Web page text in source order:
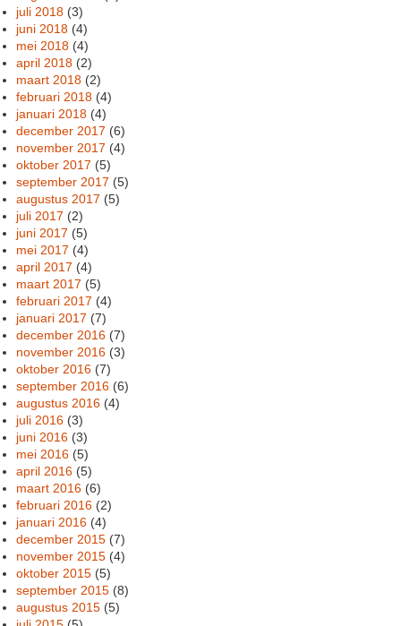
juli 2018 (3)
juni 2018 (4)
mei 2018 (4)
april 2018 (2)
maart 2018 (2)
februari 2018 (4)
januari 2018 (4)
december 2017 (6)
november 2017 (4)
oktober 2017 (5)
september 2017 (5)
augustus 2017 (5)
juli 2017 (2)
juni 2017 (5)
mei 2017 (4)
april 2017 (4)
maart 2017 (5)
februari 2017 (4)
januari 2017 (7)
december 2016 (7)
november 2016 (3)
oktober 2016 (7)
september 2016 (6)
augustus 2016 (4)
juli 2016 (3)
juni 2016 (3)
mei 2016 (5)
april 2016 (5)
maart 2016 (6)
februari 2016 (2)
januari 2016 (4)
december 2015 (7)
november 2015 (4)
oktober 2015 (5)
september 2015 (8)
augustus 2015 (5)